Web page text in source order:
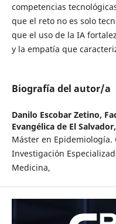
competencias
que el reto no es solo
que el uso de la IA
y la empatía que
Biografía del autor/a
Danilo Escobar Zetino,
Evangélica de El
Máster en
Investigación
Medicina,